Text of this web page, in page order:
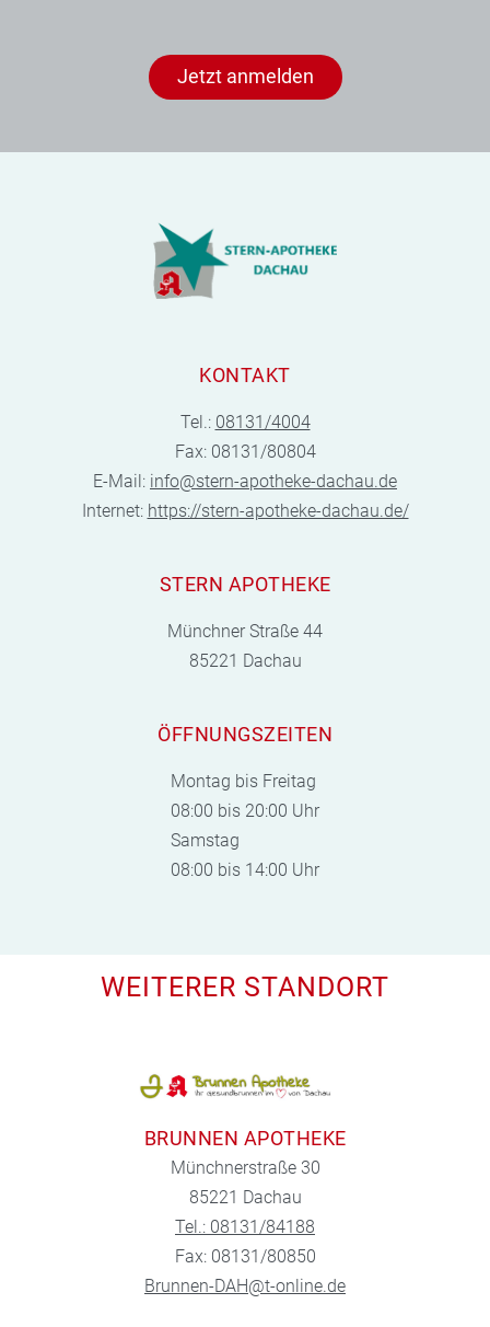
Jetzt anmelden
KONTAKT
Tel.: 08131/4004
Fax: 08131/80804
E-Mail: info@stern-apotheke-dachau.de
Internet: https://stern-apotheke-dachau.de/
STERN APOTHEKE
Münchner Straße 44
85221 Dachau
ÖFFNUNGSZEITEN
Montag bis Freitag
08:00 bis 20:00 Uhr
Samstag
08:00 bis 14:00 Uhr
WEITERER STANDORT
BRUNNEN APOTHEKE
Münchnerstraße 30
85221 Dachau
Tel.: 08131/84188
Fax: 08131/80850
Brunnen-DAH@t-online.de